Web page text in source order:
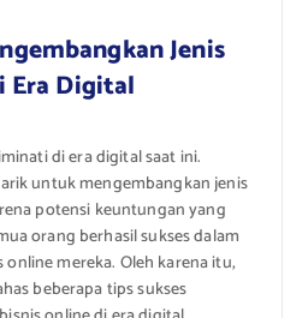
Jenis
Era Digital
di era digital saat ini.
untuk mengembangkan jenis
potensi keuntungan yang
orang berhasil sukses dalam
mereka. Oleh karena itu,
beberapa tips sukses